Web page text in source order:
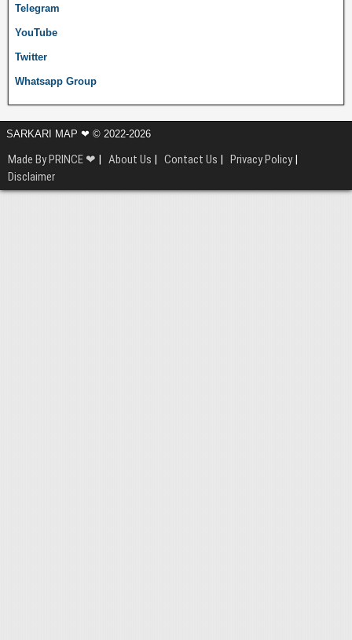
Telegram
YouTube
Twitter
Whatsapp Group
SARKARI MAP ❤ © 2022-2026
Made By PRINCE ❤ | About Us | Contact Us | Privacy Policy|
Disclaimer